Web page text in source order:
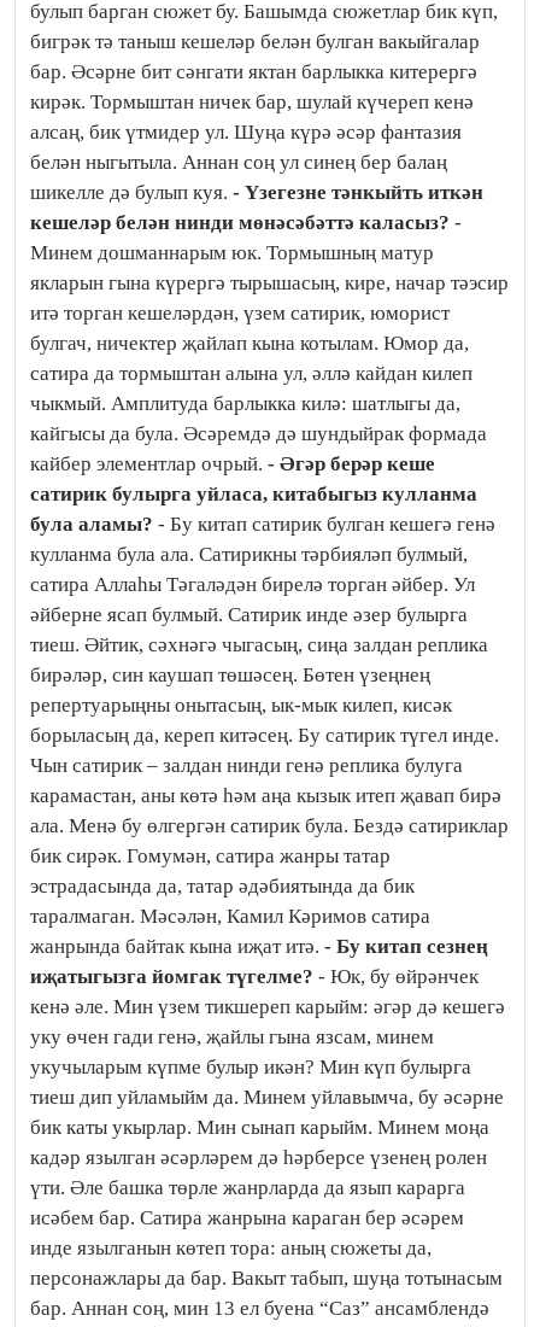
булып барган сюжет бу. Башымда сюжетлар бик күп,
бигрәк тә таныш кешеләр белән булган вакыйгалар
бар. Әсәрне бит сәнгати яктан барлыкка китерергә
кирәк. Тормыштан ничек бар, шулай күчереп кенә
алсаң, бик үтмидер ул. Шуңа күрә әсәр фантазия
белән ныгытыла. Аннан соң ул синең бер балаң
шикелле дә булып куя. - Үзегезне тәнкыйть иткән
кешеләр белән нинди мөнәсәбәттә каласыз? -
Минем дошманнарым юк. Тормышның матур
якларын гына күрергә тырышасың, кире, начар тәэсир
итә торган кешеләрдән, үзем сатирик, юморист
булгач, ничектер җайлап кына котылам. Юмор да,
сатира да тормыштан алына ул, әллә кайдан килеп
чыкмый. Амплитуда барлыкка килә: шатлыгы да,
кайгысы да була. Әсәремдә дә шундыйрак формада
кайбер элементлар очрый. - Әгәр берәр кеше
сатирик булырга уйласа, китабыгыз кулланма
була аламы? - Бу китап сатирик булган кешегә генә
кулланма була ала. Сатирикны тәрбияләп булмый,
сатира Аллаһы Тәгаләдән бирелә торган әйбер. Ул
әйберне ясап булмый. Сатирик инде әзер булырга
тиеш. Әйтик, сәхнәгә чыгасың, сиңа залдан реплика
бирәләр, син каушап төшәсең. Бөтен үзеңнең
репертуарыңны онытасың, ык-мык килеп, кисәк
борыласың да, кереп китәсең. Бу сатирик түгел инде.
Чын сатирик – залдан нинди генә реплика булуга
карамастан, аны көтә һәм аңа кызык итеп җавап бирә
ала. Менә бу өлгергән сатирик була. Бездә сатириклар
бик сирәк. Гомумән, сатира жанры татар
эстрадасында да, татар әдәбиятында да бик
таралмаган. Мәсәлән, Камил Кәримов сатира
жанрында байтак кына иҗат итә. - Бу китап сезнең
иҗатыгызга йомгак түгелме? - Юк, бу өйрәнчек
кенә әле. Мин үзем тикшереп карыйм: әгәр дә кешегә
уку өчен гади генә, җайлы гына язсам, минем
укучыларым күпме булыр икән? Мин күп булырга
тиеш дип уйламыйм да. Минем уйлавымча, бу әсәрне
бик каты укырлар. Мин сынап карыйм. Минем моңа
кадәр язылган әсәрләрем дә һәрберсе үзенең ролен
үти. Әле башка төрле жанрларда да язып карарга
исәбем бар. Сатира жанрына караган бер әсәрем
инде язылганын көтеп тора: аның сюжеты да,
персонажлары да бар. Вакыт табып, шуңа тотынасым
бар. Аннан соң, мин 13 ел буена “Саз” ансамблендә